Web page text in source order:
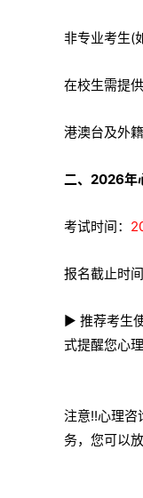
非专业考生(
在校生需提
港澳台及外
二、2026年
考试时间：
报名截止时间
▶ 推荐考生
式提醒您心
注意!!心理咨
务，您可以